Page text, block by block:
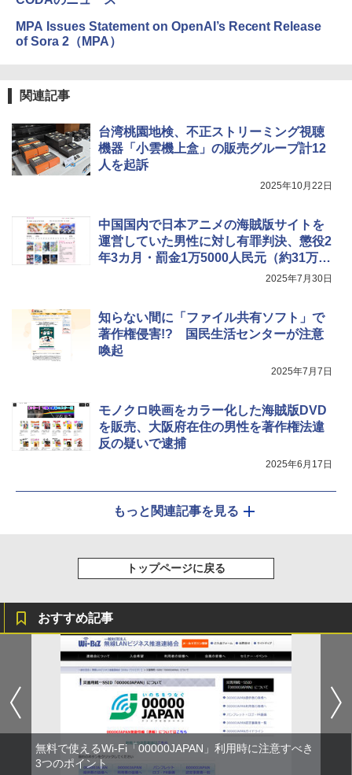
MPA Issues Statement on OpenAI’s Recent Release
of Sora 2（MPA）
関連記事
台湾桃園地検、不正ストリーミング視聴
機器「小雲機上盒」の販売グループ計12
人を起訴
2025年10月22日
中国国内で日本アニメの海賊版サイトを
運営していた男性に対し有罪判決、懲役2
年3カ月・罰金1万5000人民元（約31万
2025年7月30日
知らない間に「ファイル共有ソフト」で
著作権侵害!? 国民生活センターが注意
喚起
2025年7月7日
モノクロ映画をカラー化した海賊版DVD
を販売、大阪府在住の男性を著作権法違
反の疑いで逮捕
2025年6月17日
もっと関連記事を見る
トップページに戻る
おすすめ記事
無料で使えるWi-Fi「00000JAPAN」利用時に注意すべき
3つのポイント